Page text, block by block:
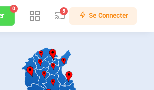
0 5 Se Connecter